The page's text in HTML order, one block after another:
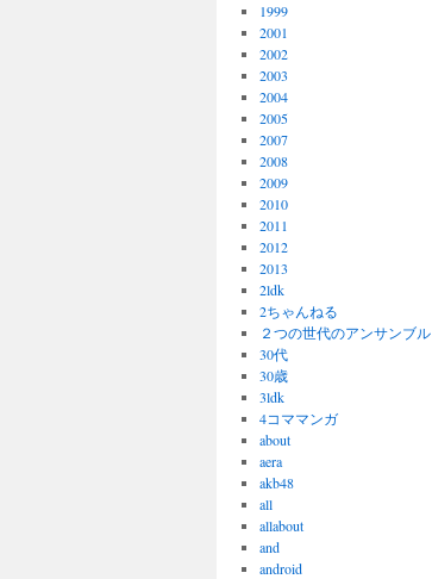
1999
2001
2002
2003
2004
2005
2007
2008
2009
2010
2011
2012
2013
2ldk
2ちゃんねる
２つの世代のアンサンブル
30代
30歳
3ldk
4コママンガ
about
aera
akb48
all
allabout
and
android